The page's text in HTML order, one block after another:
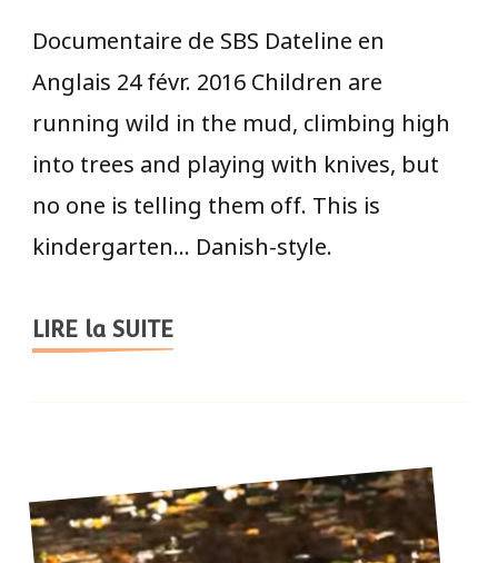
Documentaire de SBS Dateline en
Anglais 24 févr. 2016 Children are
running wild in the mud, climbing high
into trees and playing with knives, but
no one is telling them off. This is
kindergarten… Danish-style.
LIRE la SUITE